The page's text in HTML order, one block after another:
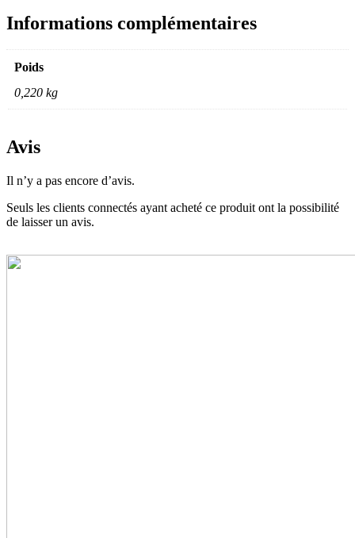
Informations complémentaires
Poids
0,220 kg
Avis
Il n’y a pas encore d’avis.
Seuls les clients connectés ayant acheté ce produit ont la possibilité
de laisser un avis.